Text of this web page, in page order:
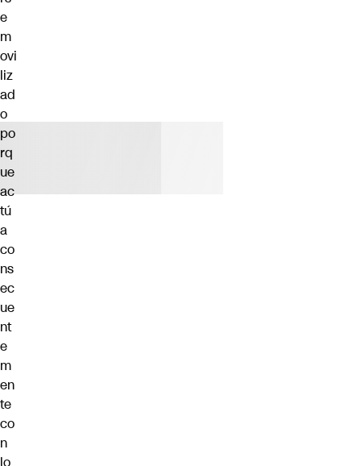
e
m
ovi
liz
ad
o
po
rq
ue
ac
tú
a
co
ns
ec
ue
nt
e
m
en
te
co
n
lo